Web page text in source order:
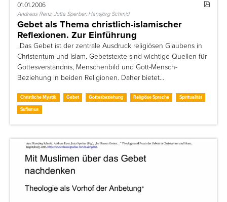
01.01.2006
Andreas Renz, Jutta Sperber, Hansjörg Schmid
Gebet als Thema christlich-islamischer
Reflexionen. Zur Einführung
„Das Gebet ist der zentrale Ausdruck religiösen Glaubens in
Christentum und Islam. Gebetstexte sind wichtige Quellen für
Gottesverständnis, Menschenbild und Gott-Mensch-
Beziehung in beiden Religionen. Daher bietet…
Christliche Mystik Gebet Gottesbeziehung Religiöse Sprache
Spiritualität
Sufismus